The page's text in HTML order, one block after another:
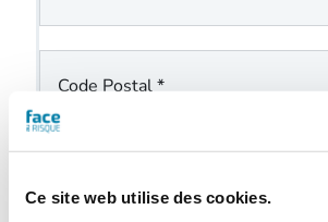
Ce site web utilise des cookies.